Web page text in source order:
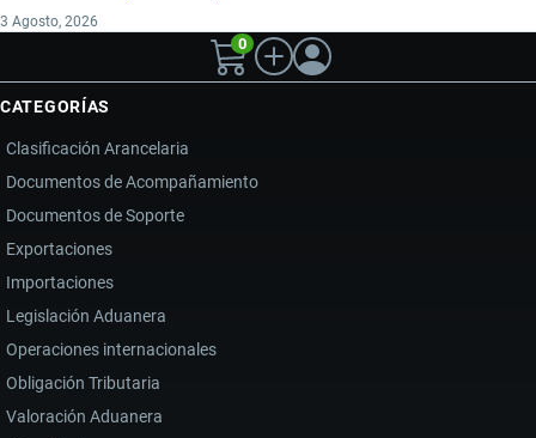
3 Agosto, 2026
0
CATEGORÍAS
Clasificación Arancelaria
Documentos de Acompañamiento
Documentos de Soporte
Exportaciones
Importaciones
Legislación Aduanera
Operaciones internacionales
Obligación Tributaria
Valoración Aduanera